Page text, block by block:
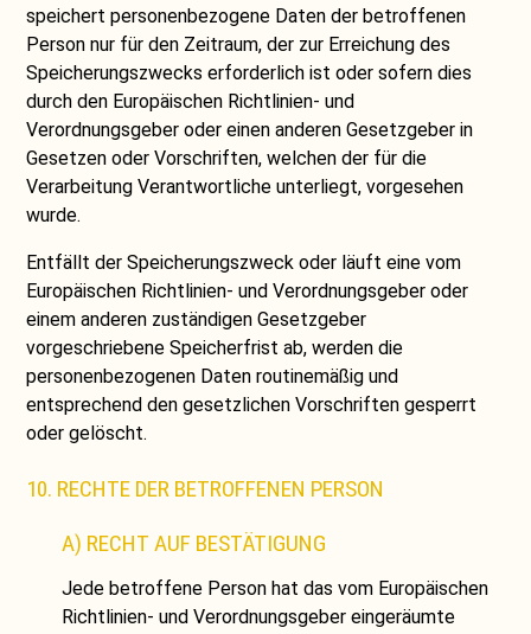
speichert personenbezogene Daten der betroffenen
Person nur für den Zeitraum, der zur Erreichung des
Speicherungszwecks erforderlich ist oder sofern dies
durch den Europäischen Richtlinien- und
Verordnungsgeber oder einen anderen Gesetzgeber in
Gesetzen oder Vorschriften, welchen der für die
Verarbeitung Verantwortliche unterliegt, vorgesehen
wurde.
Entfällt der Speicherungszweck oder läuft eine vom
Europäischen Richtlinien- und Verordnungsgeber oder
einem anderen zuständigen Gesetzgeber
vorgeschriebene Speicherfrist ab, werden die
personenbezogenen Daten routinemäßig und
entsprechend den gesetzlichen Vorschriften gesperrt
oder gelöscht.
10. RECHTE DER BETROFFENEN PERSON
A) RECHT AUF BESTÄTIGUNG
Jede betroffene Person hat das vom Europäischen
Richtlinien- und Verordnungsgeber eingeräumte